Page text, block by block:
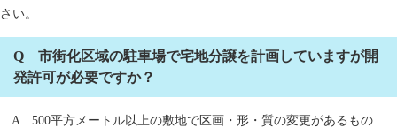
さい。
Q 市街化区域の駐車場で宅地分譲を計画していますが開
発許可が必要ですか？
A 500平方メートル以上の敷地で区画・形・質の変更があるもの